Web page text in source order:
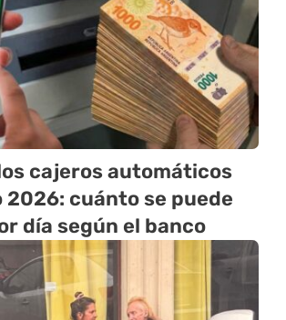
cajeros automáticos
2026: cuánto se puede
día según el banco